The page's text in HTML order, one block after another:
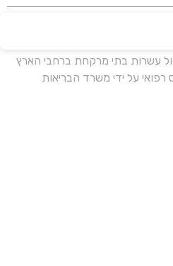
עשרות בתי מרקחת ברחבי הארץ
רפואי על ידי משרד הבריאות